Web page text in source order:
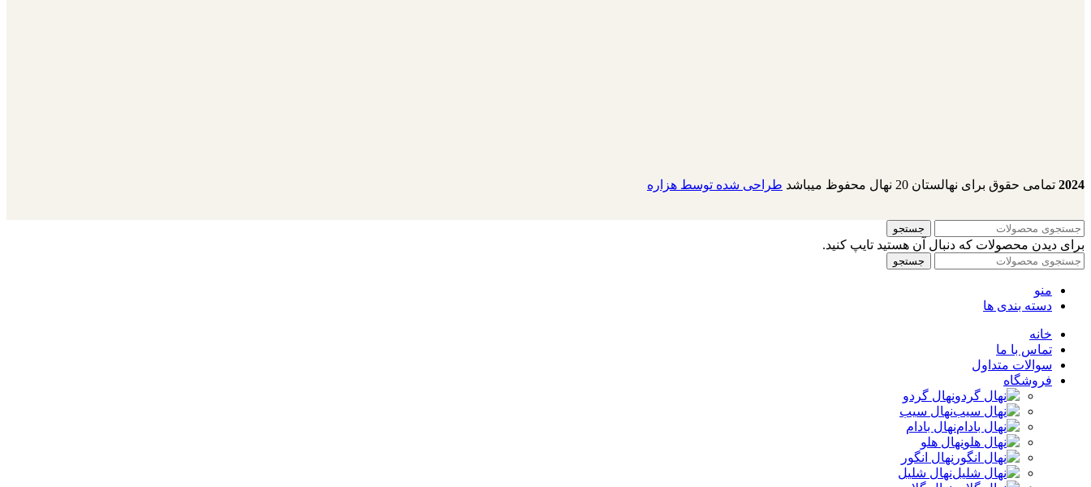
2024 تمامی حقوق برای نهالستان 20 نهال محفوظ میباشد طراحی شده توسط هزاره
جستجو
برای دیدن محصولات که دنبال آن هستید تایپ کنید.
جستجو
منو
دسته بندی ها
خانه
تماس با ما
سوالات متداول
فروشگاه
نهال گردو
نهال سیب
نهال بادام
نهال هلو
نهال انگور
نهال شلیل